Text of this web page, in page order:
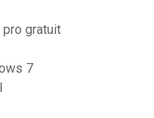
gratuit
7